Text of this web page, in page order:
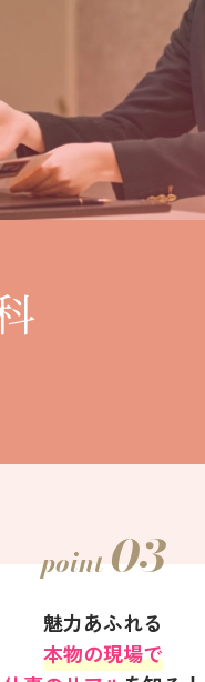
point03
魅力あふれる
本物の現場で